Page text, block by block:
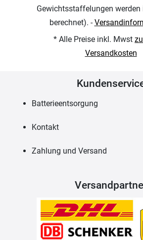
Gewichtsstaffelungen werden
berechnet). -
* Alle Preise inkl. Mwst
Versandkosten
Batterieentsorgung
Kontakt
Zahlung und Versand